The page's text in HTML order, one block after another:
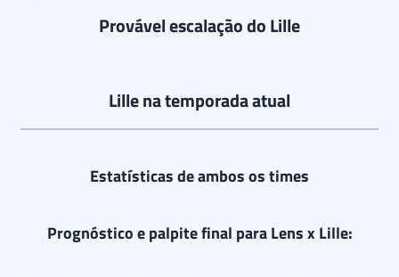
Provável escalação do Lille
Lille na temporada atual
Estatísticas de ambos os times
Prognóstico e palpite final para Lens x Lille: